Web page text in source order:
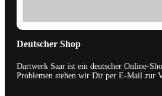
Deutscher Shop
Dartwerk Saar ist ein deutscher Online-
Problemen stehen wir Dir per E-Mail zur